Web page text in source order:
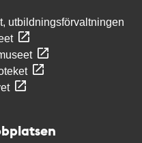
utbildningsförvaltningen